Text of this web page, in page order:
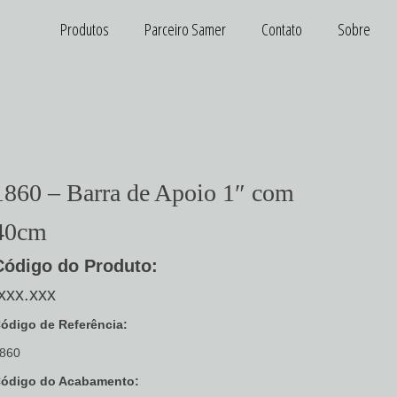
Produtos Parceiro Samer Contato Sobre
– Barra de Apoio 1″ com
do Produto:
de Referência:
do Acabamento: